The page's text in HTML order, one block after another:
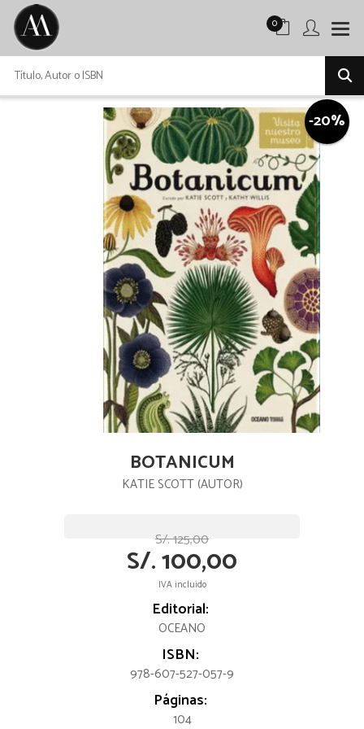
0
-20%
BOTANICUM
KATIE SCOTT (AUTOR)
S/. 125,00
S/. 100,00
IVA incluido
Editorial:
OCEANO
ISBN:
978-607-527-057-9
Páginas:
104